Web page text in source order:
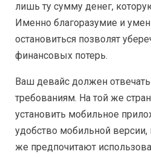
лишь ту сумму денег,
Именно благоразумие и
остановиться позволят
финансовых потерь.
Ваш девайс должен
требованиям. На той же
установить мобильное
удобство мобильной
же предпочитают